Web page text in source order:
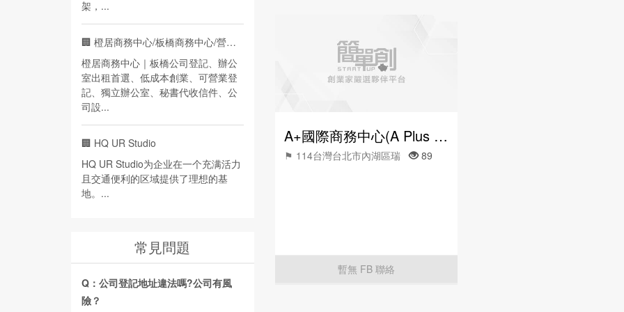
架，...
🏢 橙居商務中心/板橋商務中心/營業登記
橙居商務中心｜板橋公司登記、辦公
室出租首選、低成本創業、可營業登
記、獨立辦公室、秘書代收信件、公
司設...
🏢 HQ UR Studio
HQ UR Studio为企业在一个充满活力
且交通便利的区域提供了理想的基
地。...
常見問題
Q：公司登記地址違法嗎?公司有風
險？
A+國際商務中心(A Plus 內湖店)
⚑ 114台灣台北市內湖區瑞 89
暫無 FB 聯絡